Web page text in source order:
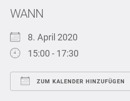
WANN
8. April 2020
15:00 - 17:30
ZUM KALENDER HINZUFÜGEN